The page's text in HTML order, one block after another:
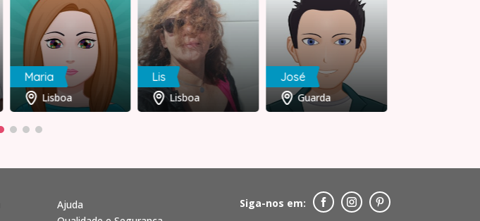
Maria
Lisboa
Lis
Lisboa
José
Guarda
Ajuda
Siga-nos em: